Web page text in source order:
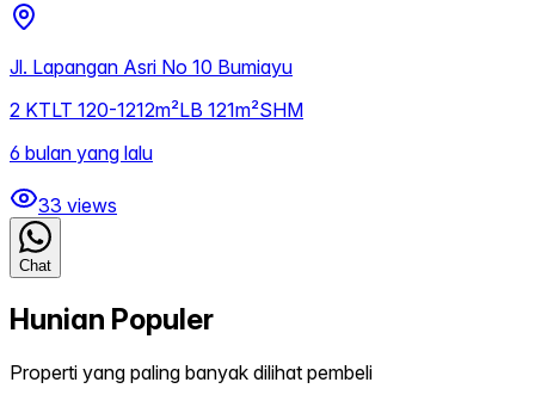
Jl. Lapangan Asri No 10 Bumiayu
2 KTLT 120-1212m²LB 121m²SHM
6 bulan yang lalu
33 views
Chat
Hunian Populer
Properti yang paling banyak dilihat pembeli